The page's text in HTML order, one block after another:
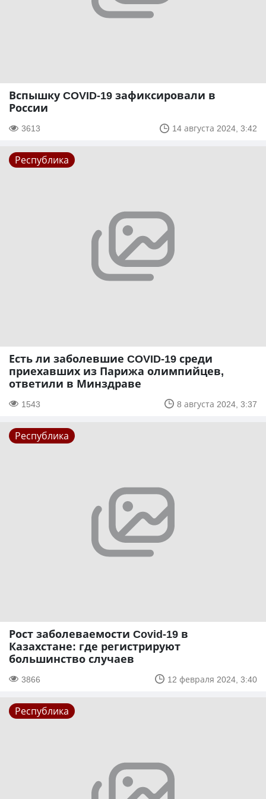
Вспышку COVID-19 зафиксировали в
России
3613 14 августа 2024, 3:42
Республика
Есть ли заболевшие COVID-19 среди
приехавших из Парижа олимпийцев,
ответили в Минздраве
1543 8 августа 2024, 3:37
Республика
Рост заболеваемости Covid-19 в
Казахстане: где регистрируют
большинство случаев
3866 12 февраля 2024, 3:40
Республика